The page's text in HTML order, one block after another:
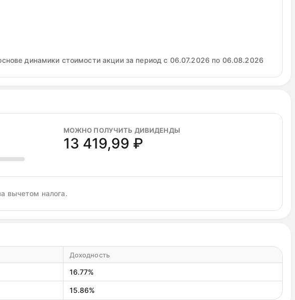
динамики стоимости акции за период с 06.07.2026 по 06.08.2026
МОЖНО ПОЛУЧИТЬ ДИВИДЕНДЫ
13 419,99 ₽
вычетом налога.
Доходность
16.77%
15.86%